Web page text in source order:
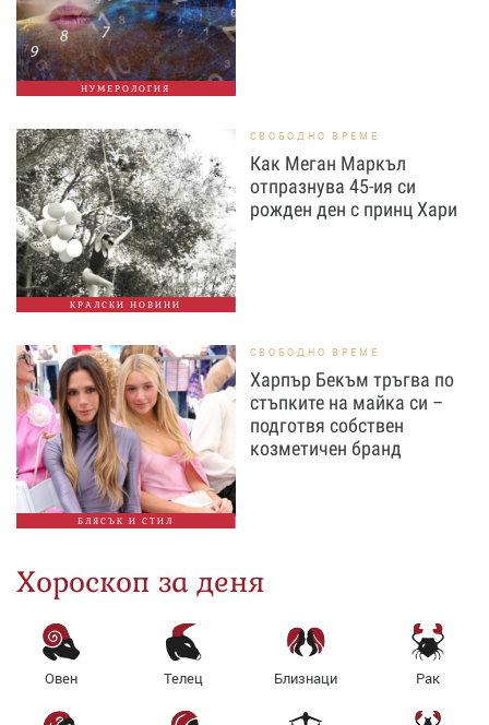
НУМЕРОЛОГИЯ
КРАЛСКИ НОВИНИ
СВОБОДНО ВРЕМЕ
Как Меган Маркъл
отпразнува 45-ия си
рожден ден с принц Хари
БЛЯСЪК И СТИЛ
СВОБОДНО ВРЕМЕ
Харпър Бекъм тръгва по
стъпките на майка си –
подготвя собствен
козметичен бранд
Хороскоп за деня
Овен Телец Близнаци Рак